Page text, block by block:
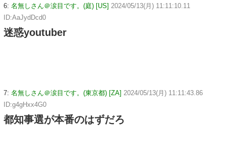
6: 名無しさん＠涙目です。(庭) [US] 2024/05/13(月) 11:11:10.11
ID:AaJydDcd0
迷惑youtuber
7: 名無しさん＠涙目です。(東京都) [ZA] 2024/05/13(月) 11:11:43.86
ID:g4gHxx4G0
都知事選が本番のはずだろ